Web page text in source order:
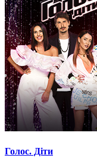
Голос. Діти